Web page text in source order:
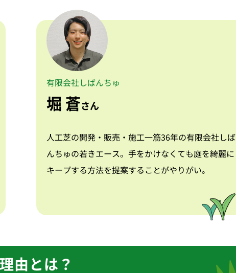
有限会社しばんちゅ
堀 蒼さん
人工芝の開発・販売・施工一筋36年の有限会社しば
んちゅの若きエース。手をかけなくても庭を綺麗に
キープする方法を提案することがやりがい。
理由とは？